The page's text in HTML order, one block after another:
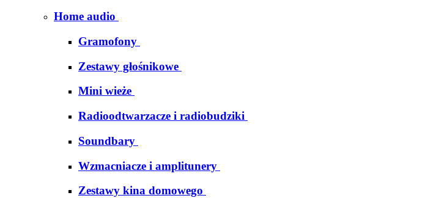
Home audio
Gramofony
Zestawy głośnikowe
Mini wieże
Radioodtwarzacze i radiobudziki
Soundbary
Wzmacniacze i amplitunery
Zestawy kina domowego